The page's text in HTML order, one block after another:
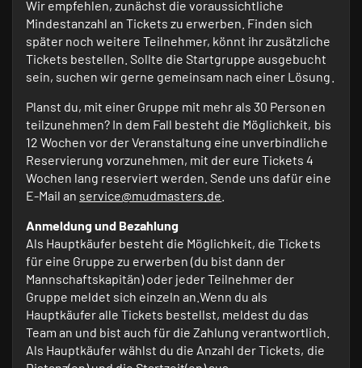
Wir empfehlen, zunächst die voraussichtliche
Mindestanzahl an Tickets zu erwerben. Finden sich
später noch weitere Teilnehmer, könnt ihr zusätzliche
Tickets bestellen. Sollte die Startgruppe ausgebucht
sein, suchen wir gerne gemeinsam nach einer Lösung.
Planst du, mit einer Gruppe mit mehr als 30 Personen
teilzunehmen? In dem Fall besteht die Möglichkeit, bis
12 Wochen vor der Veranstaltung eine unverbindliche
Reservierung vorzunehmen, mit der eure Tickets 4
Wochen lang reserviert werden. Sende uns dafür eine
E-Mail an service@mudmasters.de
Anmeldung und Bezahlung
Als Hauptkäufer besteht die Möglichkeit, die Tickets
für eine Gruppe zu erwerben (du bist dann der
Mannschaftskapitän) oder jeder Teilnehmer der
Gruppe meldet sich einzeln an.Wenn du als
Hauptkäufer alle Tickets bestellst, meldest du das
Team an und bist auch für die Zahlung verantwortlich.
Als Hauptkäufer wählst du die Anzahl der Tickets, die